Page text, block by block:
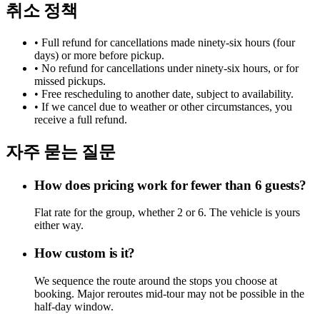
취소 정책
• Full refund for cancellations made ninety-six hours (four
days) or more before pickup.
• No refund for cancellations under ninety-six hours, or for
missed pickups.
• Free rescheduling to another date, subject to availability.
• If we cancel due to weather or other circumstances, you
receive a full refund.
자주 묻는 질문
How does pricing work for fewer than 6 guests?
Flat rate for the group, whether 2 or 6. The vehicle is yours
either way.
How custom is it?
We sequence the route around the stops you choose at
booking. Major reroutes mid-tour may not be possible in the
half-day window.